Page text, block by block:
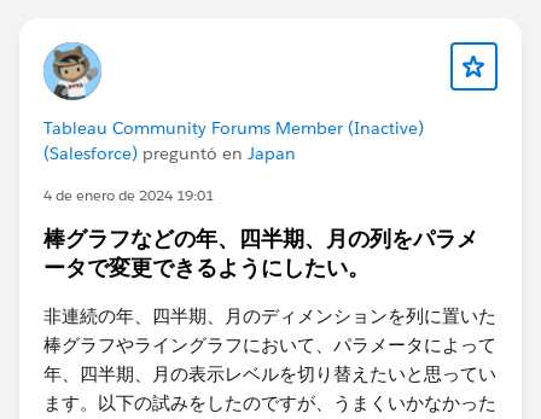
Tableau Community Forums Member (Inactive)
(Salesforce) preguntó en Japan
4 de enero de 2024 19:01
棒グラフなどの年、四半期、月の列をパラメ
ータで変更できるようにしたい。
非連続の年、四半期、月のディメンションを列に置いた
棒グラフやライングラフにおいて、パラメータによって
年、四半期、月の表示レベルを切り替えたいと思ってい
ます。以下の試みをしたのですが、うまくいかなかった